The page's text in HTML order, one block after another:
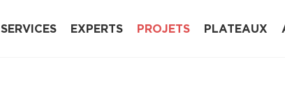
SERVICES EXPERTS PROJETS PLATEAUX